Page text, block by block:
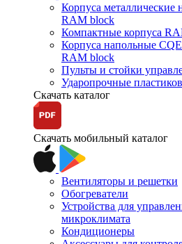
Корпуса
RAM block
Компактные корпуса
Корпуса напольные
RAM block
Пульты и стойки
Ударопрочные
Скачать каталог
Скачать мобильный каталог
Вентиляторы и решетки
Обогреватели
Устройства для
микроклимата
Кондиционеры